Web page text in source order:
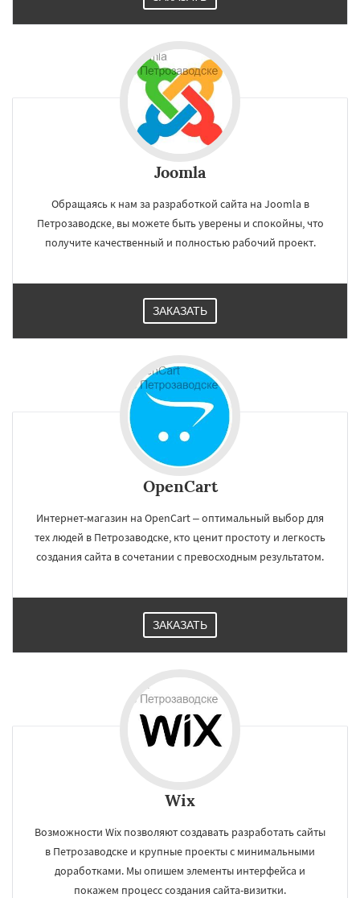
Joomla
Обращаясь к нам за разработкой сайта на Joomla в
Петрозаводске, вы можете быть уверены и спокойны, что
получите качественный и полностью рабочий проект.
ЗАКАЗАТЬ
OpenCart
Интернет-магазин на OpenCart – оптимальный выбор для
тех людей в Петрозаводске, кто ценит простоту и легкость
создания сайта в сочетании с превосходным результатом.
ЗАКАЗАТЬ
Wix
Возможности Wix позволяют создавать разработать сайты
в Петрозаводске и крупные проекты с минимальными
доработками. Мы опишем элементы интерфейса и
покажем процесс создания сайта-визитки.